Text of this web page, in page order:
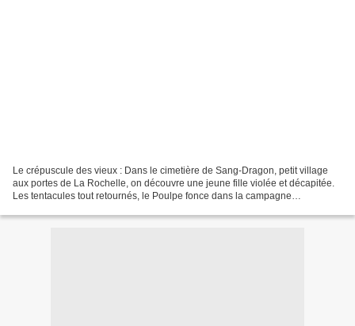
Le crépuscule des vieux : Dans le cimetière de Sang-Dragon, petit village
aux portes de La Rochelle, on découvre une jeune fille violée et décapitée.
Les tentacules tout retournés, le Poulpe fonce dans la campagne